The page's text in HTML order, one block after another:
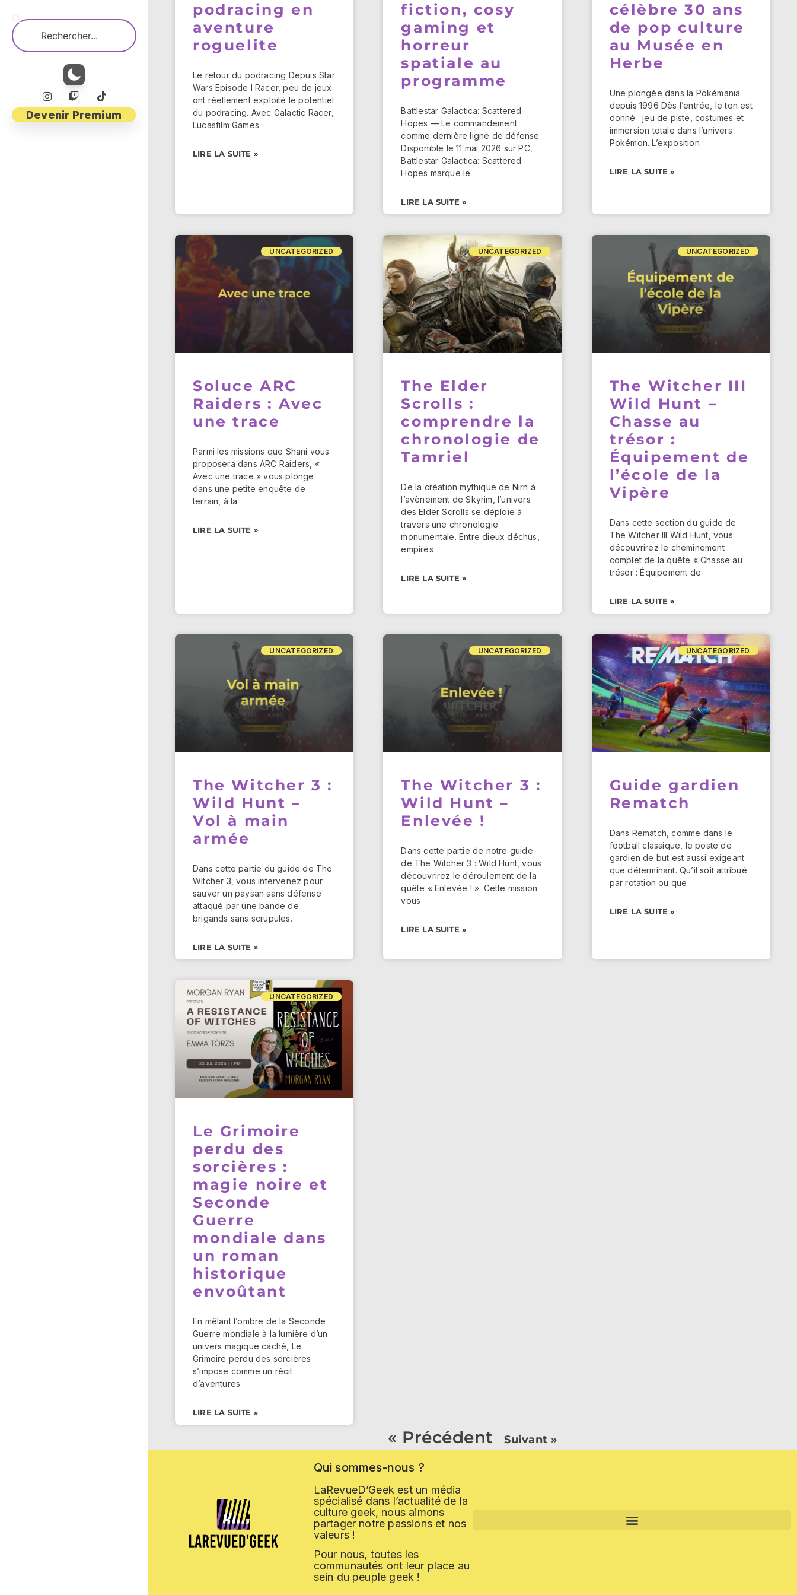
Devenir Premium
podracing en
aventure
roguelite
Le retour du podracing Depuis Star
Wars Episode I Racer, peu de jeux
ont réellement exploité le potentiel
du podracing. Avec Galactic Racer,
Lucasfilm Games
LIRE LA SUITE »
fiction, cosy
gaming et
horreur
spatiale au
programme
Battlestar Galactica: Scattered
Hopes — Le commandement
comme dernière ligne de défense
Disponible le 11 mai 2026 sur PC,
Battlestar Galactica: Scattered
Hopes marque le
LIRE LA SUITE »
célèbre 30 ans
de pop culture
au Musée en
Herbe
Une plongée dans la Pokémania
depuis 1996 Dès l’entrée, le ton est
donné : jeu de piste, costumes et
immersion totale dans l’univers
Pokémon. L’exposition
LIRE LA SUITE »
UNCATEGORIZED
Soluce ARC
Raiders : Avec
une trace
Parmi les missions que Shani vous
proposera dans ARC Raiders, «
Avec une trace » vous plonge
dans une petite enquête de
terrain, à la
LIRE LA SUITE »
UNCATEGORIZED
The Elder
Scrolls :
comprendre la
chronologie de
Tamriel
De la création mythique de Nirn à
l’avènement de Skyrim, l’univers
des Elder Scrolls se déploie à
travers une chronologie
monumentale. Entre dieux déchus,
empires
LIRE LA SUITE »
UNCATEGORIZED
The Witcher III
Wild Hunt –
Chasse au
trésor :
Équipement de
l’école de la
Vipère
Dans cette section du guide de
The Witcher III Wild Hunt, vous
découvrirez le cheminement
complet de la quête « Chasse au
trésor : Équipement de
LIRE LA SUITE »
UNCATEGORIZED
The Witcher 3 :
Wild Hunt –
Vol à main
armée
Dans cette partie du guide de The
Witcher 3, vous intervenez pour
sauver un paysan sans défense
attaqué par une bande de
brigands sans scrupules.
LIRE LA SUITE »
UNCATEGORIZED
The Witcher 3 :
Wild Hunt –
Enlevée !
Dans cette partie de notre guide
de The Witcher 3 : Wild Hunt, vous
découvrirez le déroulement de la
quête « Enlevée ! ». Cette mission
vous
LIRE LA SUITE »
UNCATEGORIZED
Guide gardien
Rematch
Dans Rematch, comme dans le
football classique, le poste de
gardien de but est aussi exigeant
que déterminant. Qu’il soit attribué
par rotation ou que
LIRE LA SUITE »
UNCATEGORIZED
Le Grimoire
perdu des
sorcières :
magie noire et
Seconde
Guerre
mondiale dans
un roman
historique
envoûtant
En mêlant l’ombre de la Seconde
Guerre mondiale à la lumière d’un
univers magique caché, Le
Grimoire perdu des sorcières
s’impose comme un récit
d’aventures
LIRE LA SUITE »
« Précédent Suivant »
Qui sommes-nous ?
LaRevueD’Geek est un média
spécialisé dans l’actualité de la
culture geek, nous aimons
partager notre passions et nos
valeurs !
Pour nous, toutes les
communautés ont leur place au
sein du peuple geek !